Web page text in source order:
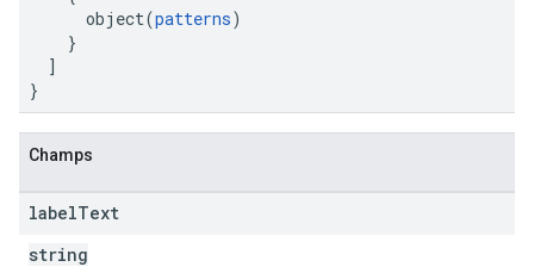
      object(
patterns)
    }
  ]
}
Champs
labelText
string